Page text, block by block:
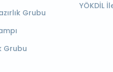
Grubu
Grubu
YÖKDİL